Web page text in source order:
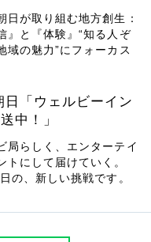
日が取り組む地方創生：
』と『体験』“知る人ぞ
域の魅力”にフォーカス
日「ウェルビーイン
中！」
局らしく、エンターテイ
トにして届けていく。
の、新しい挑戦です。